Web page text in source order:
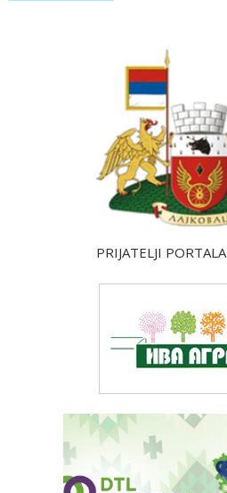
PRIJATELJI PORTALA